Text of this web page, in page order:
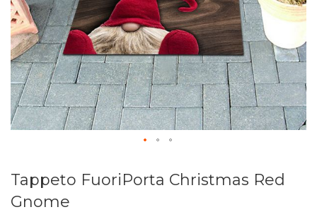
Tappeto FuoriPorta Christmas Red
Gnome